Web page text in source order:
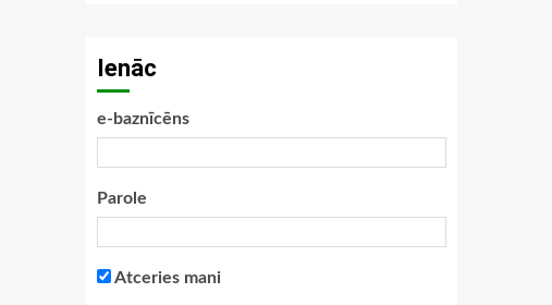
Ienāc
e-baznīcēns
Parole
Atceries mani